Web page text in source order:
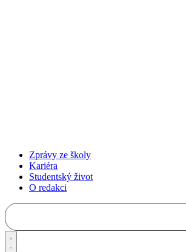
Zprávy ze školy
Kariéra
Studentský život
O redakci